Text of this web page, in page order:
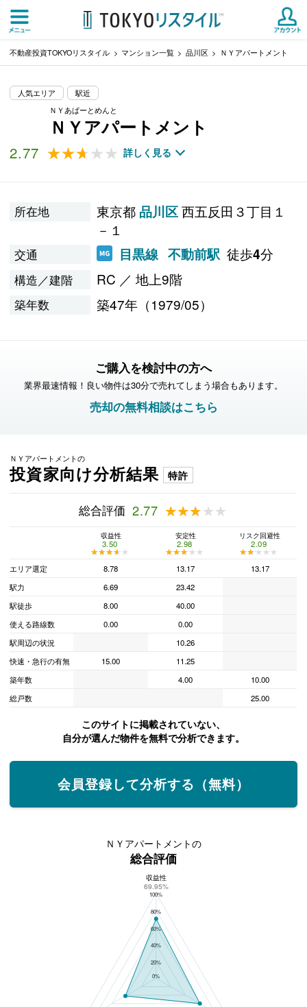
不動産投資TOKYOリスタイル マンション一覧 品川区 ＮＹアパートメント
人気エリア
駅近
ＮＹあぱーとめんと
ＮＹアパートメント
2.77 ★★★★★
★★★★★ 詳しく見る
所在地 東京都 品川区西五反田３丁目１
－１
交通 目黒線 不動前駅 徒歩4分
構造／建階 RC ／ 地上9階
築年数 築47年（1979/05）
ご購入を検討中の方へ
業界最速情報！良い物件は30分で売れてしまう場合もあります。
売却の無料相談はこちら
ＮＹアパートメントの
投資家向け分析結果 特許
総合評価 2.77 ★★★★★
★★★★★
収益性
3.50
★★★★★
★★★★★
安定性
2.98
★★★★★
★★★★★
リスク回避性
2.09
★★★★★
★★★★★
エリア選定
8.78 13.17
13.17
駅力
6.69
23.42
駅徒歩
8.00
40.00
使える路線数
0.00
0.00
駅周辺の状況
10.26
快速・急行の有無
15.00
11.25
築年数
4.00
10.00
総戸数
25.00
このサイトに掲載されていない、
自分が選んだ物件を無料で分析できます。
会員登録して分析する（無料）
ＮＹアパートメントの
総合評価
ＮＹアパートメントの総合評価
100%
80%
60%
40%
20%
0%
収益性
69.95%